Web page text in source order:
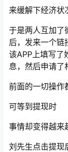
来缓解下经济状
于是两人互加了
后，发来一个链
该APP上填写了
息，然后申请了
前面的一切操作
可等到提现时
事情却变得越来
刘先生点击提现